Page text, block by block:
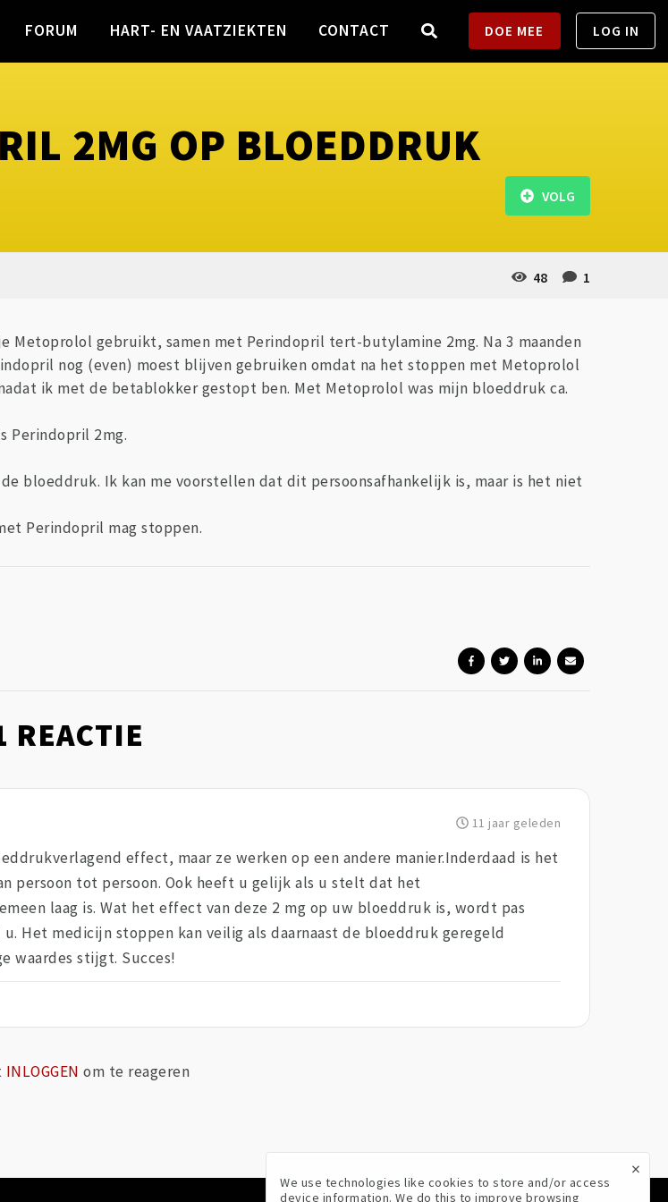
FORUM HART- EN VAATZIEKTEN CONTACT DOE MEE LOG IN
2MG OP BLOEDDRUK
48 1
VOLG
Metoprolol gebruikt, samen met Perindopril tert-butylamine 2mg. Na 3 maanden
nog (even) moest blijven gebruiken omdat na het stoppen met Metoprolol
ik met de betablokker gestopt ben. Met Metoprolol was mijn bloeddruk ca.
Perindopril 2mg.
bloeddruk. Ik kan me voorstellen dat dit persoonsafhankelijk is, maar is het niet
Perindopril mag stoppen.
REACTIE
11 jaar geleden
effect, maar ze werken op een andere manier.Inderdaad is het
persoon tot persoon. Ook heeft u gelijk als u stelt dat het
laag is. Wat het effect van deze 2 mg op uw bloeddruk is, wordt pas
Het medicijn stoppen kan veilig als daarnaast de bloeddruk geregeld
waardes stijgt. Succes!
INLOGGEN om te reageren
×
We use technologies like cookies to store and/or access
device information. We do this to improve browsing